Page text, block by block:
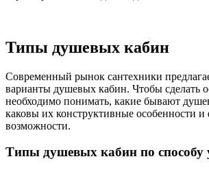
Типы душевых кабин
Современный рынок сантехники
варианты душевых кабин. Чтобы сделать
необходимо понимать, какие бывают
каковы их конструктивные особенности
возможности.
Типы душевых кабин по способу